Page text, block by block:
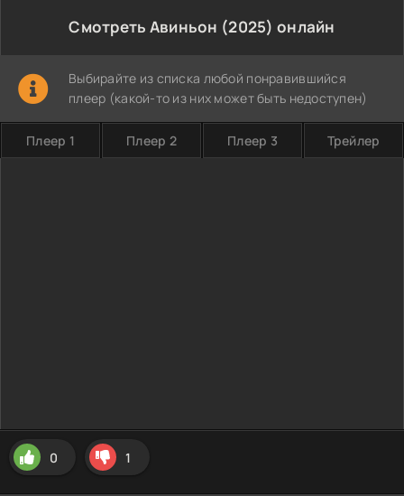
Смотреть Авиньон (2025) онлайн
Выбирайте из списка любой понравившийся
плеер (какой-то из них может быть недоступен)
Плеер 1 Плеер 2 Плеер 3 Трейлер
0 1